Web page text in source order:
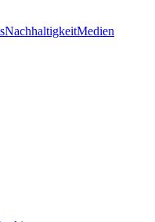
NachhaltigkeitMedien